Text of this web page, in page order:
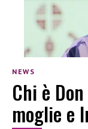
NEWS
Chi è
moglie e